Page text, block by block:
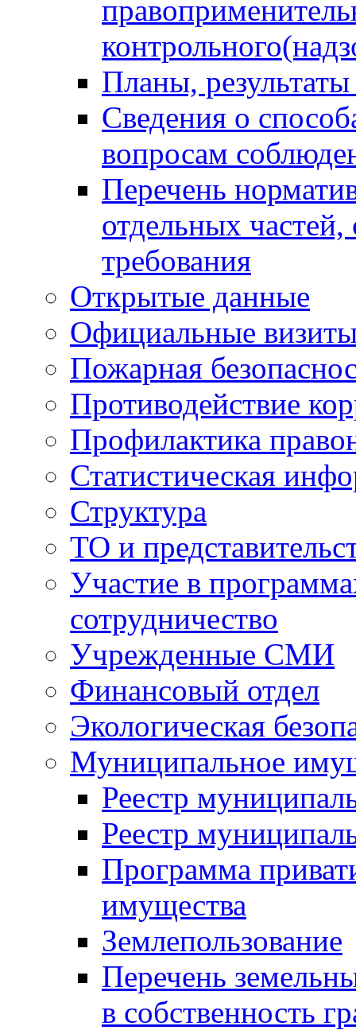
Планы,
Сведения о
вопросам
Перечень
отдельных
требования
Открытые данные
Официальные
Пожарная
Противодействие
Профилактика
Статистическая
Структура
ТО и
Участие в
сотрудничество
Учрежденные СМИ
Финансовый отдел
Экологическая
Муниципальное
Реестр
Реестр
Программа
имущества
Землепользование
Перечень
в собственность